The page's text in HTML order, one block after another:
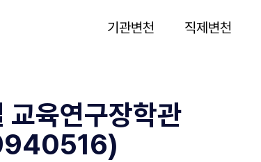
기관변천 직제변천
교육연구장학관